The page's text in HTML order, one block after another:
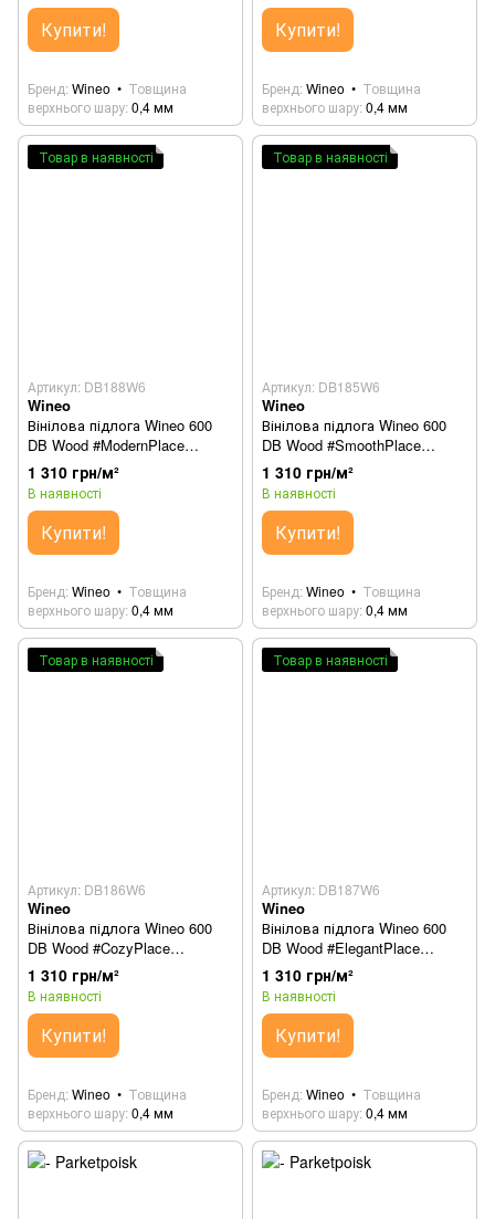
Купити!
Бренд Wineo
Товщина
верхнього шару 0,4 мм
Купити!
Бренд Wineo
Товщина
верхнього шару 0,4 мм
Товар в наявності
Артикул: DB188W6
Wineo
Вінілова підлога Wineo 600
DB Wood #ModernPlace
DB188W6
1 310 грн/м²
В наявності
Купити!
Бренд Wineo
Товщина
верхнього шару 0,4 мм
Товар в наявності
Артикул: DB185W6
Wineo
Вінілова підлога Wineo 600
DB Wood #SmoothPlace
DB185W6
1 310 грн/м²
В наявності
Купити!
Бренд Wineo
Товщина
верхнього шару 0,4 мм
Товар в наявності
Артикул: DB186W6
Wineo
Вінілова підлога Wineo 600
DB Wood #CozyPlace
DB186W6
1 310 грн/м²
В наявності
Купити!
Бренд Wineo
Товщина
верхнього шару 0,4 мм
Товар в наявності
Артикул: DB187W6
Wineo
Вінілова підлога Wineo 600
DB Wood #ElegantPlace
DB187W6
1 310 грн/м²
В наявності
Купити!
Бренд Wineo
Товщина
верхнього шару 0,4 мм